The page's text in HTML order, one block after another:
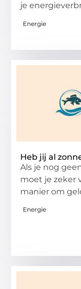
je
Energie
Heb jij al
Als je nog
moet je zeker
manier om
Energie